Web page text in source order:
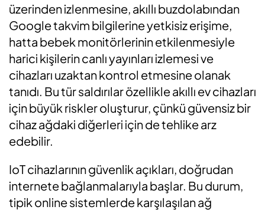
üzerinden izlenmesine, akıllı buzdolabından
Google takvim bilgilerine yetkisiz erişime,
hatta bebek monitörlerinin etkilenmesiyle
harici kişilerin canlı yayınları izlemesi ve
cihazları uzaktan kontrol etmesine olanak
tanıdı. Bu tür saldırılar özellikle akıllı ev cihazları
için büyük riskler oluşturur, çünkü güvensiz bir
cihaz ağdaki diğerleri için de tehlike arz
edebilir.
IoT cihazlarının güvenlik açıkları, doğrudan
internete bağlanmalarıyla başlar. Bu durum,
tipik online sistemlerde karşılaşılan ağ